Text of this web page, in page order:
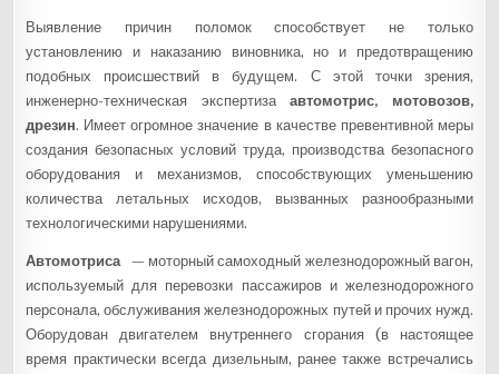
Выявление причин поломок способствует не только
установлению и наказанию виновника, но и предотвращению
подобных происшествий в будущем. С этой точки зрения,
инженерно-техническая экспертизаавтомотрис, мотовозов,
дрезин. Имеет огромное значение в качестве превентивной меры
создания безопасных условий труда, производства безопасного
оборудования и механизмов, способствующих уменьшению
количества летальных исходов, вызванных разнообразными
технологическими нарушениями.
Автомотриса— моторный самоходный железнодорожный вагон,
используемый для перевозки пассажиров и железнодорожного
персонала, обслуживания железнодорожных путей и прочих нужд.
Оборудован двигателем внутреннего сгорания (в настоящее
время практически всегда дизельным, ранее также встречались